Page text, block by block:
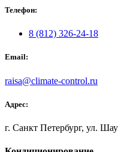
Телефон:
8 (812) 326-24-18
Email:
raisa@climate-control.ru
Адрес:
г. Санкт Петербург, ул.